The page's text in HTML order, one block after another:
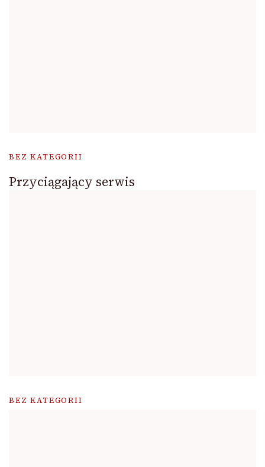
BEZ KATEGORII
Przyciągający serwis
BEZ KATEGORII